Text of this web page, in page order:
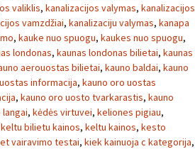
valiklis, kanalizacijos valymas, kanalizacijos
vamzdžiai, kanalizaciju valymas, kanapa
, kauke nuo spuogu, kaukes nuo spuogu,
londonas, kaunas londonas bilietai, kaunas
aerouostas bilietai, kauno baldai, kauno
informacija, kauno oro uostas
, kauno oro uosto tvarkarastis, kauno
, kėdės virtuvei, keliones pigiau,
keltu bilietu kainos, keltu kainos, kesto
vairavimo testai, kiek kainuoja c kategorija,